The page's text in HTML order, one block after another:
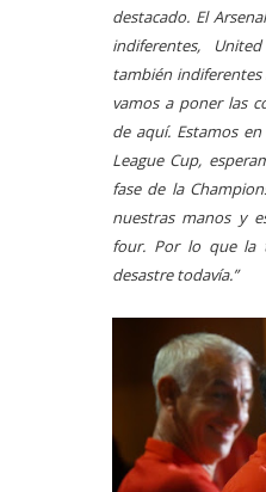
destacado. El
indiferentes,
también indiferentes
vamos a poner las
de aquí. Estamos
League Cup,
fase de la
nuestras manos y
four. Por lo que la
desastre todavía.”